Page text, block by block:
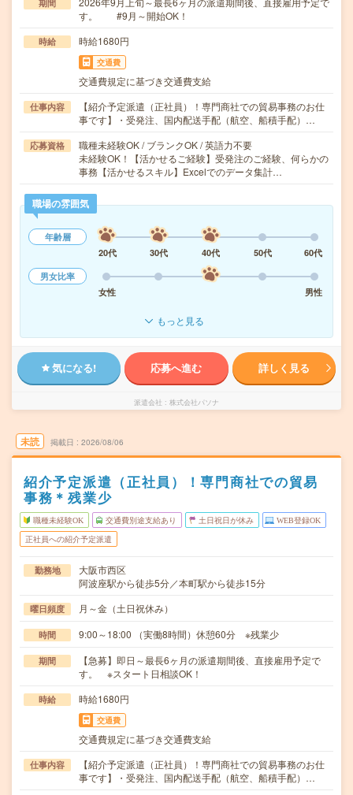
期間
す。 #9月～開始OK！
時給 時給1680円
交通費
交通費規定に基づき交通費支給
仕事内容
【紹介予定派遣（正社員）！専門商社での貿易事務のお仕
事です】・受発注、国内配送手配（航空、船積手配）…
応募資格
職種未経験OK / ブランクOK / 英語力不要
未経験OK！【活かせるご経験】受発注のご経験、何らかの
事務【活かせるスキル】Excelでのデータ集計…
職場の雰囲気
年齢層
20代
30代 40代 50代
60代
男女比率
女性
男性
もっと見る
気になる! 応募へ進む 詳しく見る
派遣会社 株式会社パソナ
未読 掲載日 2026/08/06
紹介予定派遣（正社員）！専門商社での貿易
事務＊残業少
職種未経験OK 交通費別途支給あり 土日祝日が休み WEB登録OK
正社員への紹介予定派遣
勤務地
大阪市西区
阿波座駅から徒歩5分／本町駅から徒歩15分
曜日頻度 月～金（土日祝休み）
時間 9:00～18:00 （実働8時間）休憩60分 ※残業少
期間
【急募】即日～最長6ヶ月の派遣期間後、直接雇用予定で
す。 ※スタート日相談OK！
時給 時給1680円
交通費
交通費規定に基づき交通費支給
仕事内容
【紹介予定派遣（正社員）！専門商社での貿易事務のお仕
事です】・受発注、国内配送手配（航空、船積手配）…